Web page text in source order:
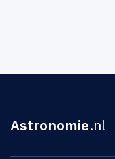
Astronomie.nl